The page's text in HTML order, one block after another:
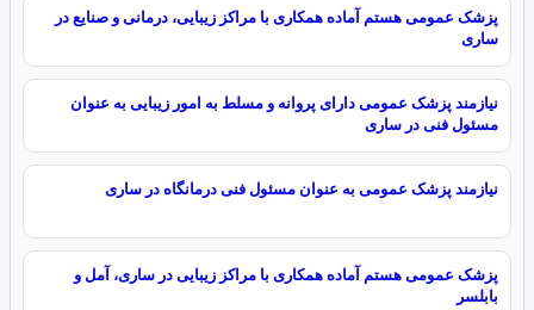
پزشک عمومی هستم آماده همکاری با مراکز زیبایی، درمانی و صنایع در
ساری
نیازمند پزشک عمومی دارای پروانه و مسلط به امور زیبایی به عنوان
مسئول فنی در ساری
نیازمند پزشک عمومی به عنوان مسئول فنی درمانگاه در ساری
پزشک عمومی هستم آماده همکاری با مراکز زیبایی در ساری، آمل و
بابلسر